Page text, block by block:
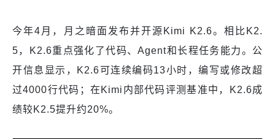
今年4月，月之暗面发布并开源Kimi K2.6。相比K2.
5，K2.6重点强化了代码、Agent和长程任务能力。公
开信息显示，K2.6可连续编码13小时，编写或修改超
过4000行代码；在Kimi内部代码评测基准中，K2.6成
绩较K2.5提升约20%。